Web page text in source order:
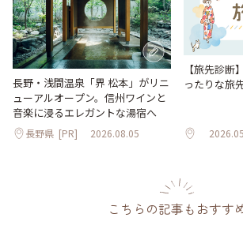
長野・浅間温泉「界 松本」がリニ
ューアルオープン。信州ワインと
音楽に浸るエレガントな湯宿へ
長野県 [PR] 2026.08.05
【旅先診断
ったりな旅
こちらの記事もおすす